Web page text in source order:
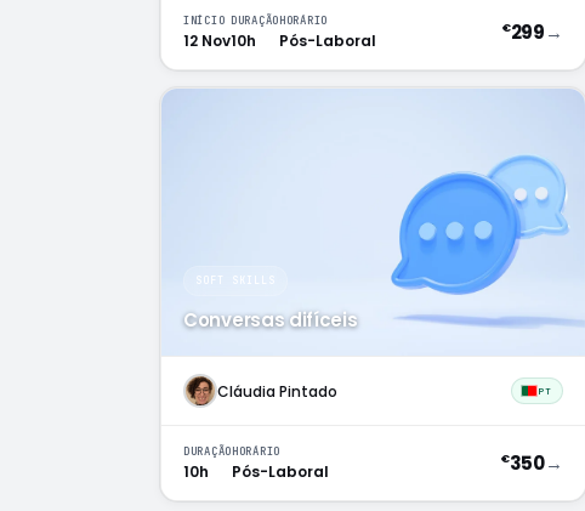
INÍCIO
12 Nov
DURAÇÃO
10h
HORÁRIO
Pós-Laboral
€299→
SOFT SKILLS
Conversas difíceis
Cláudia Pintado PT
DURAÇÃO
10h
HORÁRIO
Pós-Laboral
€350→